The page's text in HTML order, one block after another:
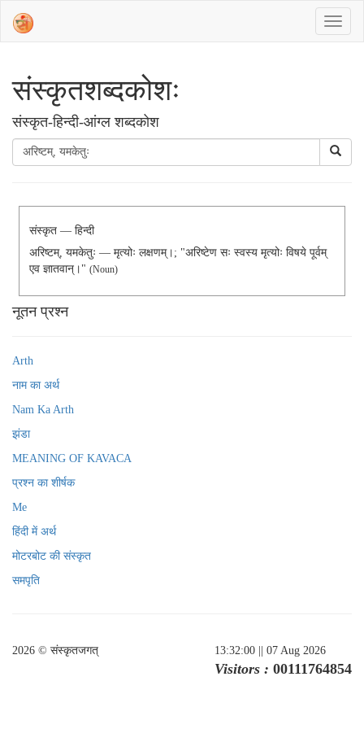
संस्‍कृतशब्‍दकोशः
संस्‍कृत-हिन्दी-आंग्ल शब्दकोश
संस्कृत — हिन्दी
अरिष्टम्, यमकेतुः — मृत्योः लक्षणम्।; "अरिष्टेण सः स्वस्य मृत्योः विषये पूर्वम्
एव ज्ञातवान्।" (noun)
नूतन प्रश्न
Arth
नाम का अर्थ
Nam Ka Arth
झंडा
MEANING OF KAVACA
प्रश्न का शीर्षक
Me
हिंदी में अर्थ
मोटरबोट की संस्कृत
समपृति
2026 © संस्कृतजगत् 13:32:00 || 07 Aug 2026
Visitors : 00111764854